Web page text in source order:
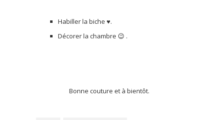
Habiller la biche ♥.
Décorer la chambre 😉 .
Bonne couture et à bientôt.